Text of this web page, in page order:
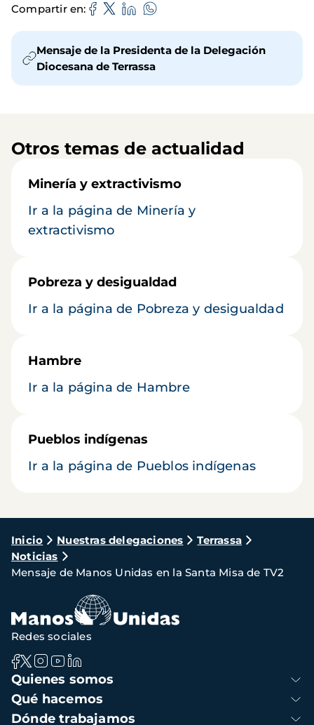
Compartir en
Mensaje de la Presidenta de la Delegación
Diocesana de Terrassa
Otros temas de actualidad
Minería y extractivismo
Ir a la página de Minería y
extractivismo
Pobreza y desigualdad
Ir a la página de Pobreza y desigualdad
Hambre
Ir a la página de Hambre
Pueblos indígenas
Ir a la página de Pueblos indígenas
Ruta
de
navegación
Inicio Nuestras delegaciones
Terrassa
Noticias
Mensaje de Manos Unidas en la Santa Misa de TV2
Navegación
principal
Quienes somos
Qué hacemos
Dónde trabajamos
Redes sociales